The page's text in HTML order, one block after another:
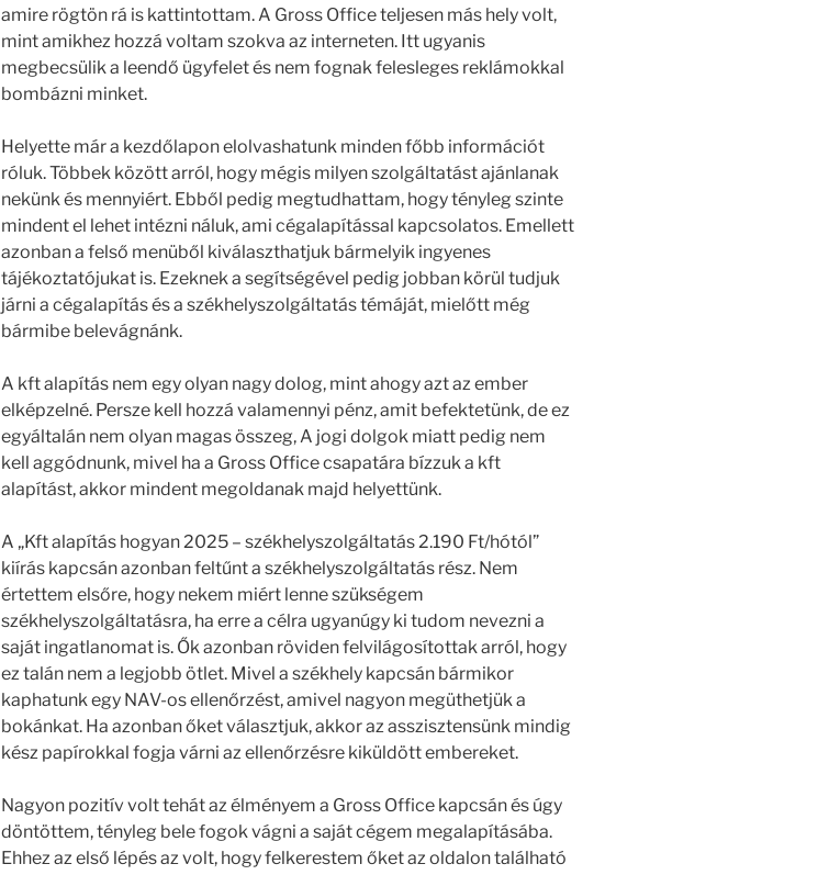
amire rögtön rá is kattintottam. A Gross Office teljesen más hely volt,
mint amikhez hozzá voltam szokva az interneten. Itt ugyanis
megbecsülik a leendő ügyfelet és nem fognak felesleges reklámokkal
bombázni minket.
Helyette már a kezdőlapon elolvashatunk minden főbb információt
róluk. Többek között arról, hogy mégis milyen szolgáltatást ajánlanak
nekünk és mennyiért. Ebből pedig megtudhattam, hogy tényleg szinte
mindent el lehet intézni náluk, ami cégalapítással kapcsolatos. Emellett
azonban a felső menüből kiválaszthatjuk bármelyik ingyenes
tájékoztatójukat is. Ezeknek a segítségével pedig jobban körül tudjuk
járni a cégalapítás és a székhelyszolgáltatás témáját, mielőtt még
bármibe belevágnánk.
A kft alapítás nem egy olyan nagy dolog, mint ahogy azt az ember
elképzelné. Persze kell hozzá valamennyi pénz, amit befektetünk, de ez
egyáltalán nem olyan magas összeg, A jogi dolgok miatt pedig nem
kell aggódnunk, mivel ha a Gross Office csapatára bízzuk a kft
alapítást, akkor mindent megoldanak majd helyettünk.
A „Kft alapítás hogyan 2025 – székhelyszolgáltatás 2.190 Ft/hótól”
kiírás kapcsán azonban feltűnt a székhelyszolgáltatás rész. Nem
értettem elsőre, hogy nekem miért lenne szükségem
székhelyszolgáltatásra, ha erre a célra ugyanúgy ki tudom nevezni a
saját ingatlanomat is. Ők azonban röviden felvilágosítottak arról, hogy
ez talán nem a legjobb ötlet. Mivel a székhely kapcsán bármikor
kaphatunk egy NAV-os ellenőrzést, amivel nagyon megüthetjük a
bokánkat. Ha azonban őket választjuk, akkor az asszisztensünk mindig
kész papírokkal fogja várni az ellenőrzésre kiküldött embereket.
Nagyon pozitív volt tehát az élményem a Gross Office kapcsán és úgy
döntöttem, tényleg bele fogok vágni a saját cégem megalapításába.
Ehhez az első lépés az volt, hogy felkerestem őket az oldalon található